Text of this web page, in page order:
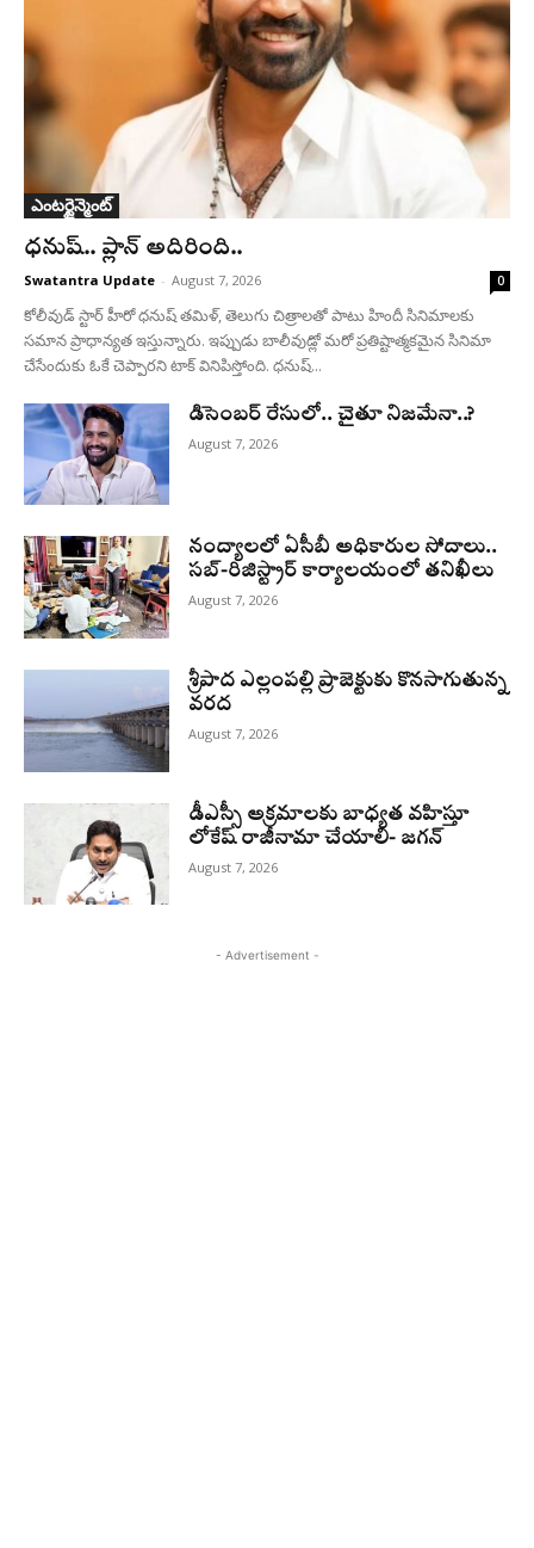
ఎంటర్టైన్మెంట్
ధనుష్‌.. ప్లాన్ అదిరింది..
Swatantra Update - August 7, 2026 0
కోలీవుడ్ స్టార్ హీరో ధనుష్ తమిళ్, తెలుగు చిత్రాలతో పాటు హిందీ సినిమాలకు
సమాన ప్రాధాన్యత ఇస్తున్నారు. ఇప్పుడు బాలీవుడ్లో మరో ప్రతిష్టాత్మకమైన సినిమా
చేసేందుకు ఓకే చెప్పారని టాక్ వినిపిస్తోంది. ధనుష్...
డిసెంబర్ రేసులో.. చైతూ నిజమేనా..?
August 7, 2026
నంద్యాలలో ఏసీబీ అధికారుల సోదాలు..
సబ్-రిజిస్ట్రార్ కార్యాలయంలో తనిఖీలు
August 7, 2026
శ్రీపాద ఎల్లంపల్లి ప్రాజెక్టుకు కొనసాగుతున్న
వరద
August 7, 2026
డీఎస్సీ అక్రమాలకు బాధ్యత వహిస్తూ
లోకేష్‌ రాజీనామా చేయాలి- జగన్
August 7, 2026
- Advertisement -